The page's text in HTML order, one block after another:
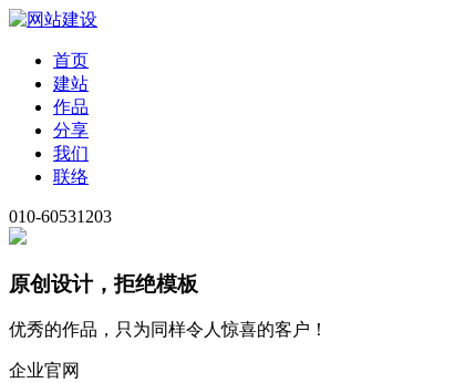
首页
建站
作品
分享
我们
联络
010-60531203
原创设计，拒绝模板
优秀的作品，只为同样令人惊喜的客户！
企业官网